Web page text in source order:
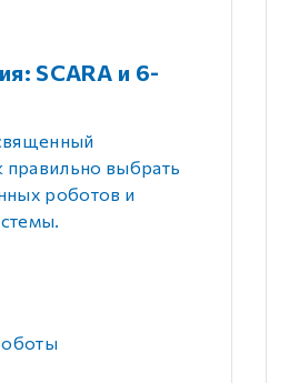
SCARA и 6-
выбрать
роботов и